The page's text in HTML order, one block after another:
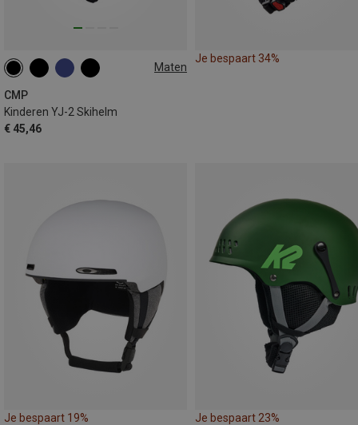
Maten
CMP
Kinderen YJ-2 Skihelm
€ 45,46
47-51CM 50-54CM
Je bespaart 34%
Je bespaart 19% Je bespaart 23%